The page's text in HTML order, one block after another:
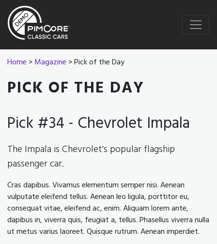
Home >Magazine > Pick of the Day
PICK OF THE DAY
Pick #34 - Chevrolet Impala
The Impala is Chevrolet's popular flagship
passenger car.
Cras dapibus. Vivamus elementum semper nisi. Aenean
vulputate eleifend tellus. Aenean leo ligula, porttitor eu,
consequat vitae, eleifend ac, enim. Aliquam lorem ante,
dapibus in, viverra quis, feugiat a, tellus. Phasellus viverra nulla
ut metus varius laoreet. Quisque rutrum. Aenean imperdiet.